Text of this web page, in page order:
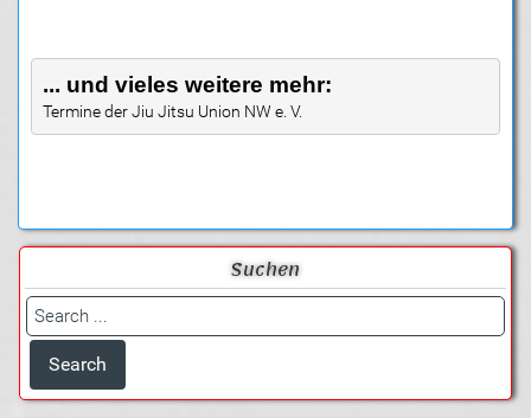
... und vieles weitere mehr:
Termine der Jiu Jitsu Union NW e. V.
Suchen